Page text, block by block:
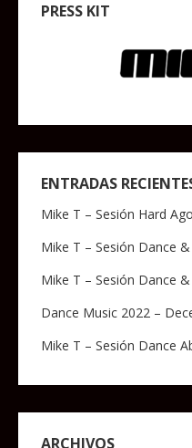
PRESS KIT
ENTRADAS
Mike T – Sesión Hard
Mike T – Sesión Dance
Mike T – Sesión Dance
Dance Music 2022 –
Mike T – Sesión Dance
ARCHIVOS